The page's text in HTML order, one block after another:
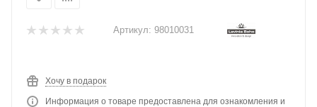
Артикул: 98010031
Хочу в подарок
Информация о товаре предоставлена для ознакомления и